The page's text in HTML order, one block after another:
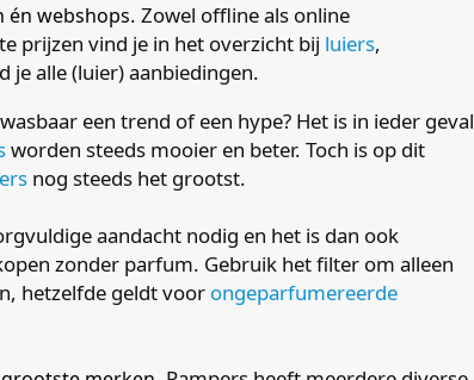
én webshops. Zowel offline als online
prijzen vind je in het overzicht bij luiers,
je alle (luier) aanbiedingen.
een trend of een hype? Het is in ieder geval
worden steeds mooier en beter. Toch is op dit
nog steeds het grootst.
aandacht nodig en het is dan ook
zonder parfum. Gebruik het filter om alleen
hetzelfde geldt voor ongeparfumereerde